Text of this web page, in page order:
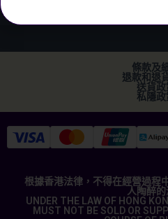
條款及
退款和退
送貨政
私隱政
根據香港法律，不得在經營過程
人陶醉
UNDER THE LAW OF HONG
MUST NOT BE SOLD OR